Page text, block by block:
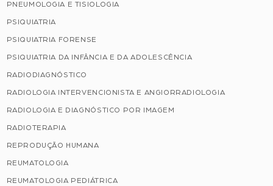
PNEUMOLOGIA E TISIOLOGIA
PSIQUIATRIA
PSIQUIATRIA FORENSE
PSIQUIATRIA DA INFÂNCIA E DA ADOLESCÊNCIA
RADIODIAGNÓSTICO
RADIOLOGIA INTERVENCIONISTA E ANGIORRADIOLOGIA
RADIOLOGIA E DIAGNÓSTICO POR IMAGEM
RADIOTERAPIA
REPRODUÇÃO HUMANA
REUMATOLOGIA
REUMATOLOGIA PEDIÁTRICA